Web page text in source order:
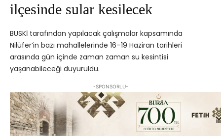
ilçesinde sular kesilecek
BUSKİ tarafından yapılacak çalışmalar kapsamında
Nilüfer’in bazı mahallelerinde 16–19 Haziran tarihleri
arasında gün içinde zaman zaman su kesintisi
yaşanabileceği duyuruldu.
-SPONSORLU-